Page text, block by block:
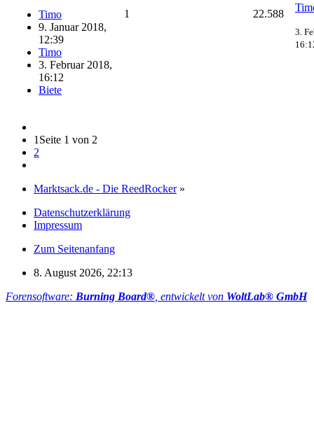
Timo
9. Januar 2018,
12:39
Timo
3. Februar 2018,
16:12
Biete
1 22.588
3.
1 Seite 1 von 2
2
Marktsack.de - Die ReedRocker »
Datenschutzerklärung
Impressum
Zum Seitenanfang
8. August 2026, 22:13
Forensoftware: Burning Board® , entwickelt von WoltLab® GmbH